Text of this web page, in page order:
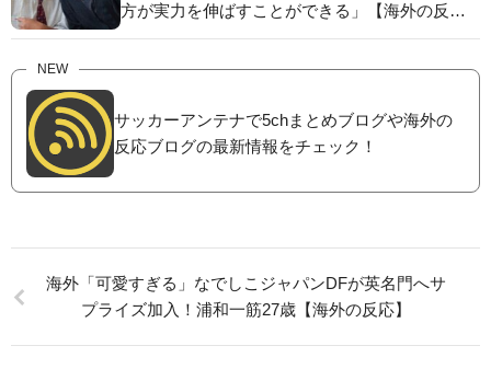
方が実力を伸ばすことができる」【海外の反
応】
NEW
サッカーアンテナで5chまとめブログや海外の
反応ブログの最新情報をチェック！
海外「可愛すぎる」なでしこジャパンDFが英名門へサ
プライズ加入！浦和一筋27歳【海外の反応】